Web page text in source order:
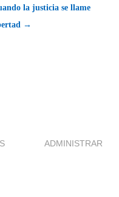
la justicia se llame
→
ADMINISTRAR